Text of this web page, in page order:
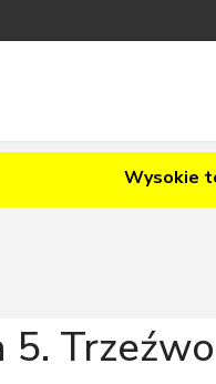
Wysokie
5.